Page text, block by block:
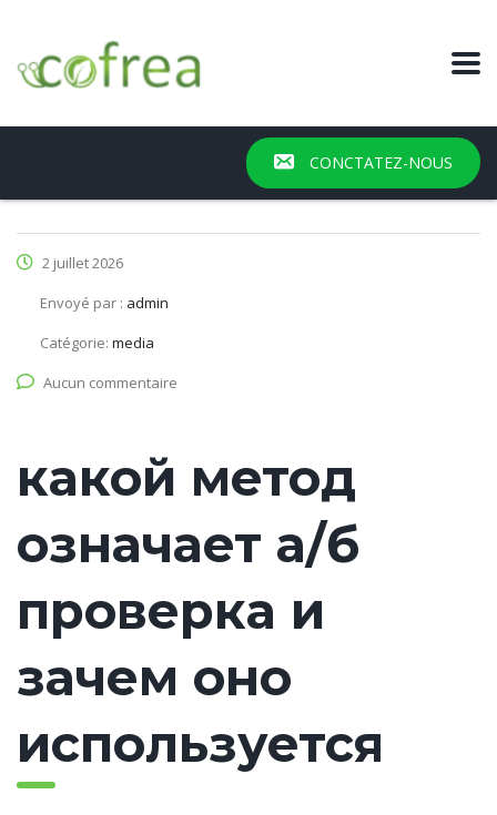
CONCTATEZ-NOUS
2 juillet 2026
Envoyé par : admin
Catégorie: media
Aucun commentaire
какой метод
означает а/б
проверка и
зачем оно
используется